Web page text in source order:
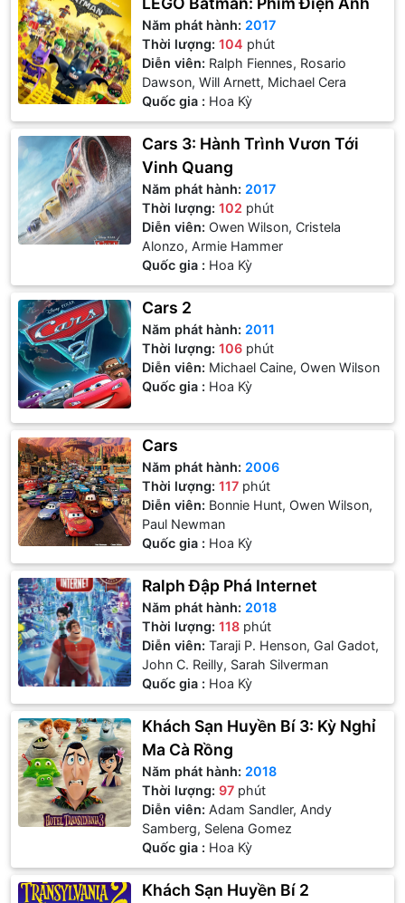
Năm phát hành: 2017
Thời lượng:104 phút
Diễn viên: Ralph Fiennes, Rosario
Dawson, Will Arnett, Michael Cera
Quốc gia : Hoa Kỳ
Cars 3: Hành Trình Vươn Tới
Vinh Quang
Năm phát hành: 2017
Thời lượng:102 phút
Diễn viên:Owen Wilson, Cristela
Alonzo, Armie Hammer
Quốc gia : Hoa Kỳ
Cars 2
Năm phát hành: 2011
Thời lượng:106 phút
Diễn viên: Michael Caine, Owen Wilson
Quốc gia : Hoa Kỳ
Cars
Năm phát hành: 2006
Thời lượng:117 phút
Diễn viên: Bonnie Hunt, Owen Wilson,
Paul Newman
Quốc gia : Hoa Kỳ
Ralph Đập Phá Internet
Năm phát hành: 2018
Thời lượng:118 phút
Diễn viên:Taraji P. Henson, Gal Gadot,
John C. Reilly, Sarah Silverman
Quốc gia : Hoa Kỳ
Khách Sạn Huyền Bí 3: Kỳ Nghỉ
Ma Cà Rồng
Năm phát hành: 2018
Thời lượng:97 phút
Diễn viên:Adam Sandler, Andy
Samberg, Selena Gomez
Quốc gia : Hoa Kỳ
Khách Sạn Huyền Bí 2